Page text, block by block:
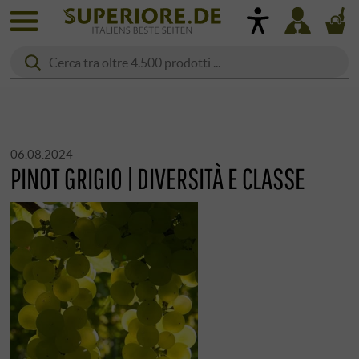
06.08.2024
PINOT GRIGIO | DIVERSITÀ E CLASSE